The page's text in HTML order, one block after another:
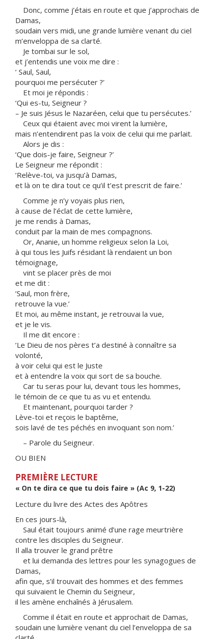
Donc, comme j’étais en route et que j’approchais de
Damas,
soudain vers midi, une grande lumière venant du ciel
m’enveloppa de sa clarté.
Je tombai sur le sol,
et j’entendis une voix me dire :
‘ Saul, Saul,
pourquoi me persécuter ?’
Et moi je répondis :
‘Qui es-tu, Seigneur ?
– Je suis Jésus le Nazaréen, celui que tu persécutes.’
Ceux qui étaient avec moi virent la lumière,
mais n’entendirent pas la voix de celui qui me parlait.
Alors je dis :
‘Que dois-je faire, Seigneur ?’
Le Seigneur me répondit :
‘Relève-toi, va jusqu’à Damas,
et là on te dira tout ce qu’il t’est prescrit de faire.’
Comme je n’y voyais plus rien,
à cause de l’éclat de cette lumière,
je me rendis à Damas,
conduit par la main de mes compagnons.
Or, Ananie, un homme religieux selon la Loi,
à qui tous les Juifs résidant là rendaient un bon
témoignage,
vint se placer près de moi
et me dit :
‘Saul, mon frère,
retrouve la vue.’
Et moi, au même instant, je retrouvai la vue,
et je le vis.
Il me dit encore :
‘Le Dieu de nos pères t’a destiné à connaître sa
volonté,
à voir celui qui est le Juste
et à entendre la voix qui sort de sa bouche.
Car tu seras pour lui, devant tous les hommes,
le témoin de ce que tu as vu et entendu.
Et maintenant, pourquoi tarder ?
Lève-toi et reçois le baptême,
sois lavé de tes péchés en invoquant son nom.’
– Parole du Seigneur.
OU BIEN
PREMIÈRE LECTURE
« On te dira ce que tu dois faire » (Ac 9, 1-22)
Lecture du livre des Actes des Apôtres
En ces jours-là,
Saul était toujours animé d’une rage meurtrière
contre les disciples du Seigneur.
Il alla trouver le grand prêtre
et lui demanda des lettres pour les synagogues de
Damas,
afin que, s’il trouvait des hommes et des femmes
qui suivaient le Chemin du Seigneur,
il les amène enchaînés à Jérusalem.
Comme il était en route et approchait de Damas,
soudain une lumière venant du ciel l’enveloppa de sa